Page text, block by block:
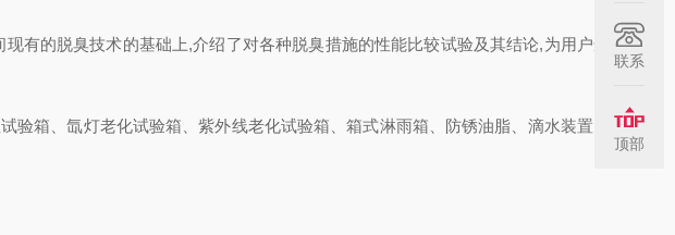
有的脱臭技术的基础上,介绍了对各种脱臭措施的性能比较试验及其结论,为用户选
箱、氙灯老化试验箱、紫外线老化试验箱、箱式淋雨箱、防锈油脂、滴水装置、
联系
顶部